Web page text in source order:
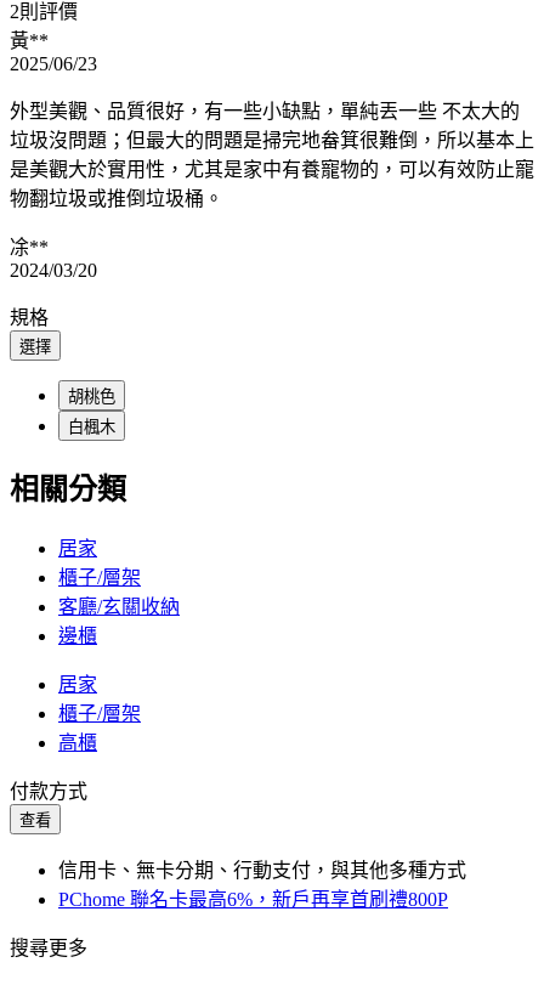
2則評價
黃**
2025/06/23
外型美觀、品質很好，有一些小缺點，單純丟一些 不太大的
垃圾沒問題；但最大的問題是掃完地畚箕很難倒，所以基本上
是美觀大於實用性，尤其是家中有養寵物的，可以有效防止寵
物翻垃圾或推倒垃圾桶。
凃**
2024/03/20
規格
選擇
胡桃色
白楓木
相關分類
居家
櫃子/層架
客廳/玄關收納
邊櫃
居家
櫃子/層架
高櫃
付款方式
查看
信用卡、無卡分期、行動支付，與其他多種方式
PChome 聯名卡最高6%，新戶再享首刷禮800P
搜尋更多